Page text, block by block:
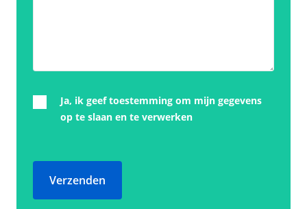
Ja, ik geef toestemming om mijn gegevens
op te slaan en te verwerken
Verzenden